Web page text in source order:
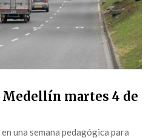
Medellín martes 4 de
una semana pedagógica para